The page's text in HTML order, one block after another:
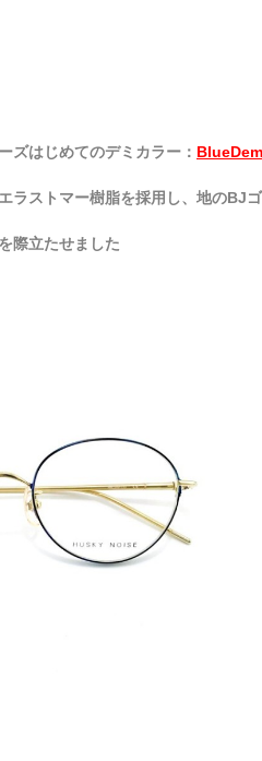
ズはじめてのデミカラー：
ラストマー樹脂を採用し、地のBJ
際立たせました